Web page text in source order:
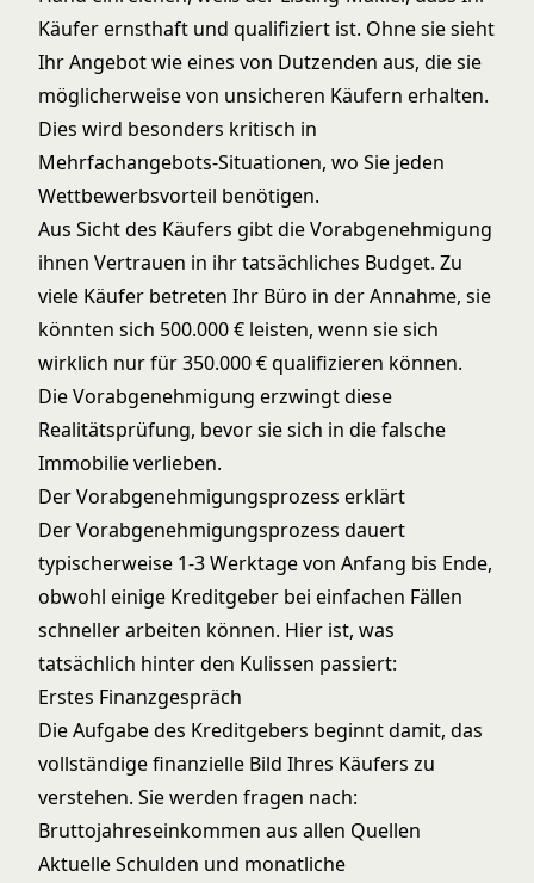
Käufer ernsthaft und qualifiziert ist. Ohne sie sieht
Ihr Angebot wie eines von Dutzenden aus, die sie
möglicherweise von unsicheren Käufern erhalten.
Dies wird besonders kritisch in
Mehrfachangebots-Situationen, wo Sie jeden
Wettbewerbsvorteil benötigen.
Aus Sicht des Käufers gibt die Vorabgenehmigung
ihnen Vertrauen in ihr tatsächliches Budget. Zu
viele Käufer betreten Ihr Büro in der Annahme, sie
könnten sich 500.000 € leisten, wenn sie sich
wirklich nur für 350.000 € qualifizieren können.
Die Vorabgenehmigung erzwingt diese
Realitätsprüfung, bevor sie sich in die falsche
Immobilie verlieben.
Der Vorabgenehmigungsprozess erklärt
Der Vorabgenehmigungsprozess dauert
typischerweise 1-3 Werktage von Anfang bis Ende,
obwohl einige Kreditgeber bei einfachen Fällen
schneller arbeiten können. Hier ist, was
tatsächlich hinter den Kulissen passiert:
Erstes Finanzgespräch
Die Aufgabe des Kreditgebers beginnt damit, das
vollständige finanzielle Bild Ihres Käufers zu
verstehen. Sie werden fragen nach:
Bruttojahreseinkommen aus allen Quellen
Aktuelle Schulden und monatliche